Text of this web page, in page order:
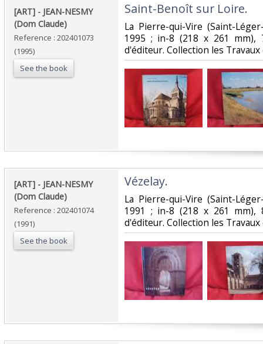
‎[ART] - JEAN-NESMY
(Dom Claude)‎
Reference : 202401073
(1995)
See the book
‎Saint-Benoît sur Loire. ‎
‎La Pierre-qui-Vire (Saint-
1995 ; in-8 (218 x 261 mm),
d'éditeur. Collection les Travaux
‎[ART] - JEAN-NESMY
(Dom Claude)‎
Reference : 202401074
(1991)
See the book
‎Vézelay. ‎
‎La Pierre-qui-Vire (Saint-
1991 ; in-8 (218 x 261 mm),
d'éditeur. Collection les